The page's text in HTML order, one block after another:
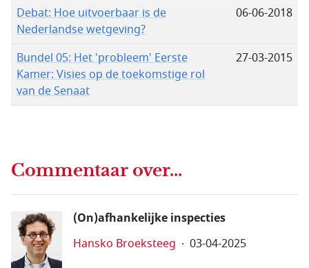
Debat: Hoe uitvoerbaar is de
Nederlandse wetgeving?
06-06-2018
Bundel 05: Het 'probleem' Eerste
Kamer: Visies op de toekomstige rol
van de Senaat
27-03-2015
Commentaar over...
(On)afhankelijke inspecties
Hansko Broeksteeg 03-04-2025